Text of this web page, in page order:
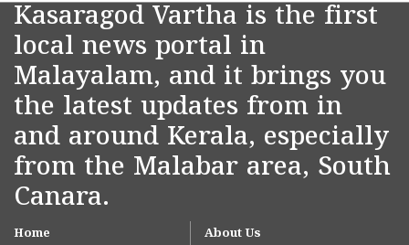
Kasaragod Vartha is the first
local news portal in
Malayalam, and it brings you
the latest updates from in
and around Kerala, especially
from the Malabar area, South
Canara.
Home
About Us